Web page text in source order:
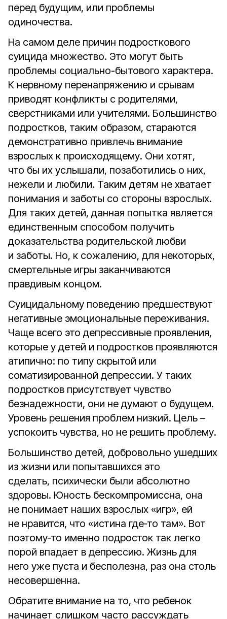
перед будущим, или проблемы
одиночества.
На самом деле причин подросткового
суицида множество. Это могут быть
проблемы социально-бытового характера.
К нервному перенапряжению и срывам
приводят конфликты с родителями,
сверстниками или учителями. Большинство
подростков, таким образом, стараются
демонстративно привлечь внимание
взрослых к происходящему. Они хотят,
что бы их услышали, позаботились о них,
нежели и любили. Таким детям не хватает
понимания и заботы со стороны взрослых.
Для таких детей, данная попытка является
единственным способом получить
доказательства родительской любви
и заботы. Но, к сожалению, для некоторых,
смертельные игры заканчиваются
правдивым концом.
Суицидальному поведению предшествуют
негативные эмоциональные переживания.
Чаще всего это депрессивные проявления,
которые у детей и подростков проявляются
атипично: по типу скрытой или
соматизированной депрессии. У таких
подростков присутствует чувство
безнадежности, они не думают о будущем.
Уровень решения проблем низкий. Цель –
успокоить чувства, но не решить проблему.
Большинство детей, добровольно ушедших
из жизни или попытавшихся это
сделать, психически были абсолютно
здоровы. Юность бескомпромиссна, она
не понимает наших взрослых «игр», ей
не нравится, что «истина где‑то там». Вот
поэтому‑то именно подросток так легко
порой впадает в депрессию. Жизнь для
него уже пуста и бесполезна, раз она столь
несовершенна.
Обратите внимание на то, что ребенок
начинает слишком часто рассуждать